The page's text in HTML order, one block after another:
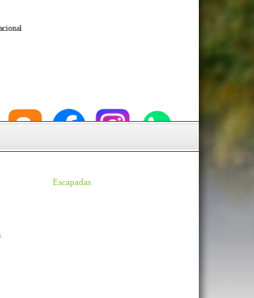
Escapadas